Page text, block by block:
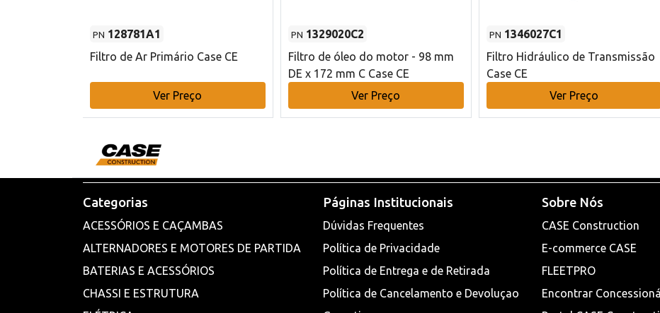
PN 128781A1
Filtro de Ar Primário Case CE
Ver Preço
PN 1329020C2
Filtro de óleo do motor - 98 mm
DE x 172 mm C Case CE
Ver Preço
PN 1346027C1
Filtro Hidráulico de Transmissão
Case CE
Ver Preço
Categorias
ACESSÓRIOS E CAÇAMBAS
ALTERNADORES E MOTORES DE PARTIDA
BATERIAS E ACESSÓRIOS
CHASSI E ESTRUTURA
Páginas Institucionais
Dúvidas Frequentes
Política de Privacidade
Política de Entrega e de Retirada
Política de Cancelamento e Devoluçao
Sobre Nós
CASE Construction
E-commerce CASE
FLEETPRO
Encontrar